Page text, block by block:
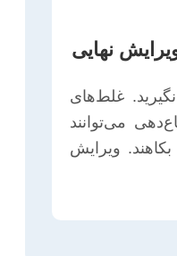
نهایی
غلط‌های
می‌توانند
ویرایش